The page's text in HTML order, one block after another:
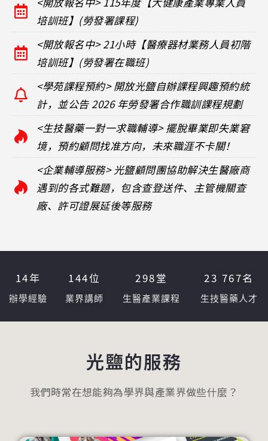
培訓班】(勞發署課程)
<開放報名中> 21小時【醫療器材業務人員初階
培訓班】(勞發署在職班)
<學苑課程預約> 開放光鹽自辦課程興趣預約統
計，並公告 2026 年勞發署合作職訓課程規劃
<生技醫藥一對一求職輔導> 擺脫畢業即失業窘
境，預約顧問找准方向，未來職涯不卡關！
<企業輔導服務> 光鹽顧問團協助解決生醫廠商
遇到的各式難題，包含查登送件、主管機關查
廠、許可證展延後等服務
辦學經驗
14年
業界講師
144位
生醫產業課程
298堂
生技醫藥人才
23 767名
光鹽的服務
我們時常在想能夠為學界與產業界做些什麼？